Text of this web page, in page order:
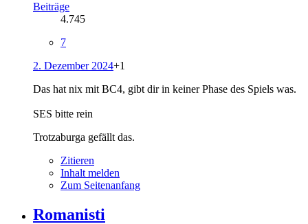
Beiträge
4.745
7
2. Dezember 2024+1
Das hat nix mit BC4, gibt dir in keiner Phase des Spiels was.
SES bitte rein
Trotzaburga gefällt das.
Zitieren
Inhalt melden
Zum Seitenanfang
Romanisti